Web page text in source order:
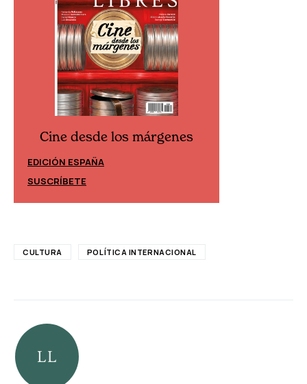
Cine desde los márgenes
EDICIÓN ESPAÑA
SUSCRÍBETE
CULTURA POLÍTICA INTERNACIONAL